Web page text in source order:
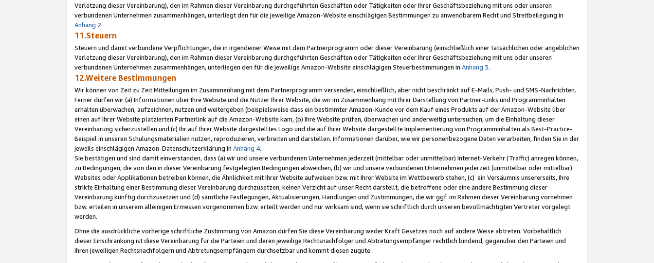
Verletzung dieser Vereinbarung), den im Rahmen dieser Vereinbarung durchgeführten Geschäften oder Tätigkeiten oder Ihrer Geschäftsbeziehung mit uns oder unseren
verbundenen Unternehmen zusammenhängen, unterliegt den für die jeweilige Amazon-Website einschlägigen Bestimmungen zu anwendbarem Recht und Streitbeilegung in
Anhang 2.
11.Steuern
Steuern und damit verbundene Verpflichtungen, die in irgendeiner Weise mit dem Partnerprogramm oder dieser Vereinbarung (einschließlich einer tatsächlichen oder angeblichen
Verletzung dieser Vereinbarung), den im Rahmen dieser Vereinbarung durchgeführten Geschäften oder Tätigkeiten oder Ihrer Geschäftsbeziehung mit uns oder unseren
verbundenen Unternehmen zusammenhängen, unterliegen den für die jeweilige Amazon-Website einschlägigen Steuerbestimmungen in Anhang 3.
12.Weitere Bestimmungen
Wir können von Zeit zu Zeit Mitteilungen im Zusammenhang mit dem Partnerprogramm versenden, einschließlich, aber nicht beschränkt auf E-Mails, Push- und SMS-Nachrichten.
Ferner dürfen wir (a) Informationen über Ihre Website und die Nutzer Ihrer Website, die wir im Zusammenhang mit Ihrer Darstellung von Partner-Links und Programminhalten
erhalten überwachen, aufzeichnen, nutzen und weitergeben (beispielsweise dass ein bestimmter Amazon-Kunde vor dem Kauf eines Produkts auf der Amazon-Website über
einen auf Ihrer Website platzierten Partnerlink auf die Amazon-Website kam, (b) Ihre Website prüfen, überwachen und anderweitig untersuchen, um die Einhaltung dieser
Vereinbarung sicherzustellen und (c) Ihr auf Ihrer Website dargestelltes Logo und die auf Ihrer Website dargestellte Implementierung von Programminhalten als Best-Practice-
Beispiel in unseren Schulungsmaterialien nutzen, reproduzieren, verbreiten und darstellen. Informationen darüber, wie wir personenbezogene Daten verarbeiten, finden Sie in der
jeweils einschlägigen Amazon-Datenschutzerklärung in Anhang 4.
Sie bestätigen und sind damit einverstanden, dass (a) wir und unsere verbundenen Unternehmen jederzeit (mittelbar oder unmittelbar) Internet-Verkehr (Traffic) anregen können,
zu Bedingungen, die von den in dieser Vereinbarung festgelegten Bedingungen abweichen, (b) wir und unsere verbundenen Unternehmen jederzeit (unmittelbar oder mittelbar)
Websites oder Applikationen betreiben können, die Ähnlichkeit mit Ihrer Website aufweisen bzw. mit Ihrer Website im Wettbewerb stehen, (c) ein Versäumnis unsererseits, Ihre
strikte Einhaltung einer Bestimmung dieser Vereinbarung durchzusetzen, keinen Verzicht auf unser Recht darstellt, die betroffene oder eine andere Bestimmung dieser
Vereinbarung künftig durchzusetzen und (d) sämtliche Festlegungen, Aktualisierungen, Handlungen und Zustimmungen, die wir ggf. im Rahmen dieser Vereinbarung vornehmen
bzw. erteilen in unserem alleinigen Ermessen vorgenommen bzw. erteilt werden und nur wirksam sind, wenn sie schriftlich durch unseren bevollmächtigten Vertreter vorgelegt
werden.
Ohne die ausdrückliche vorherige schriftliche Zustimmung von Amazon dürfen Sie diese Vereinbarung weder Kraft Gesetzes noch auf andere Weise abtreten. Vorbehaltlich
dieser Einschränkung ist diese Vereinbarung für die Parteien und deren jeweilige Rechtsnachfolger und Abtretungsempfänger rechtlich bindend, gegenüber den Parteien und
ihren jeweiligen Rechtsnachfolgern und Abtretungsempfängern durchsetzbar und kommt diesen zugute.